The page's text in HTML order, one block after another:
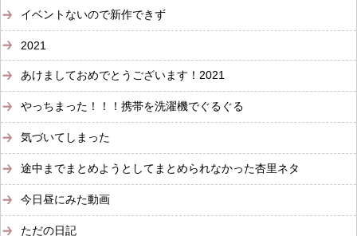
イベントないので新作できず
2021
あけましておめでとうございます！2021
やっちまった！！！携帯を洗濯機でぐるぐる
気づいてしまった
途中までまとめようとしてまとめられなかった杏里ネタ
今日昼にみた動画
ただの日記